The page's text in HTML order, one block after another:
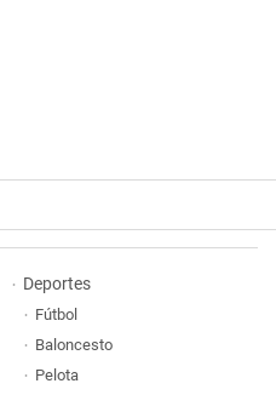
Deportes
Fútbol
Baloncesto
Pelota